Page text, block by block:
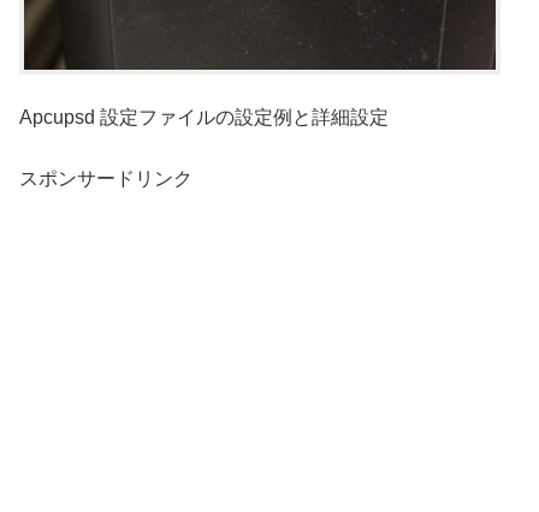
Apcupsd 設定ファイルの設定例と詳細設定
スポンサードリンク